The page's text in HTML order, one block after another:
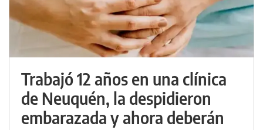
Trabajó 12 años en una clínica
de Neuquén, la despidieron
embarazada y ahora deberán